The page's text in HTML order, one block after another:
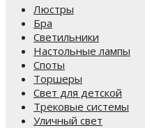
Люстры
Бра
Светильники
Настольные лампы
Споты
Торшеры
Свет для детской
Трековые системы
Уличный свет